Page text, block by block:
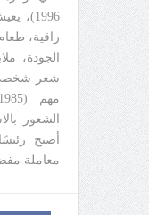
راقية،
الجودة،
شعر شخصي
الشعور
أصبح
معاملة